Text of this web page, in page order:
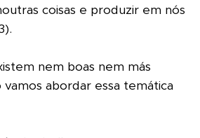
coisas e produzir em nós
nem boas nem más
abordar essa temática